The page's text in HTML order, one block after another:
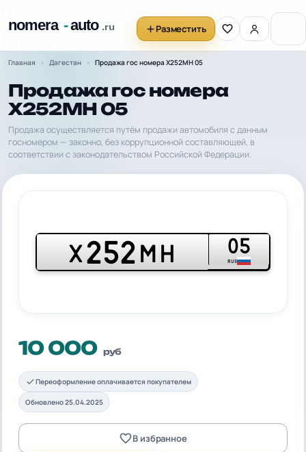
Разместить
Главная Дагестан Продажа гос номера Х252МН 05
Продажа гос номера
Х252МН 05
Продажа осуществляется путём продажи автомобиля с данным
госномером — законно, без коррупционной составляющей, в
соответствии с законодательством Российской Федерации.
Х252МН 05
RUS
10 000 руб
Переоформление оплачивается покупателем
Обновлено 25.04.2025
В избранное